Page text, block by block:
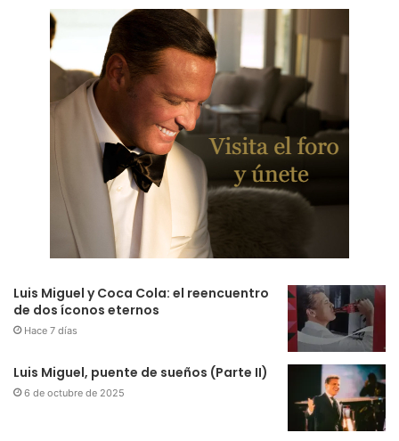
Luis Miguel y Coca Cola: el reencuentro
de dos íconos eternos
Hace 7 días
Luis Miguel, puente de sueños (Parte II)
6 de octubre de 2025